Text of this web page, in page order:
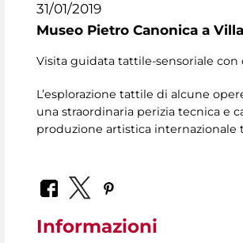
31/01/2019
Museo Pietro Canonica a
Visita guidata tattile-sensoriale con
L’esplorazione tattile di alcune
una straordinaria perizia tecnica e
produzione artistica internazionale
Informazioni